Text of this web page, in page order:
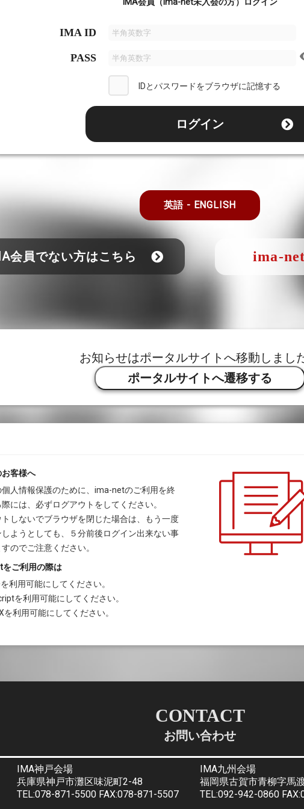
IMA ID
PASS
IDとパスワードをブラウザに記憶する
ログイン
英語 - ENGLISH
会員でない方はこちら ima-
お知らせはポータルサイトへ移動しまし
ポータルサイトへ遷移する
客様へ
個人情報保護のために、ima-netのご利用を終
には、必ずログアウトをしてください。
トしないでブラウザを閉じた場合は、もう一度
しようとしても、５分前後ログイン出来ない事
のでご注意ください。
ご利用の際は
利用可能にしてください。
を利用可能にしてください。
を利用可能にしてください。
CONTACT
お問い合わせ
IMA神戸会場
兵庫県神戸市灘区味泥町2-48
TEL:078-871-5500 FAX:078-871-5507
IMA九州会場
福岡県古賀市青柳字馬
TEL:092-942-0860